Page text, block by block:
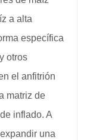
a alta
específica
otros
el anfitrión
matriz de
inflado. A
una